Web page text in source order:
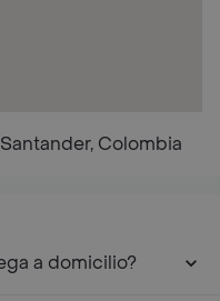
Colombia
a domicilio?